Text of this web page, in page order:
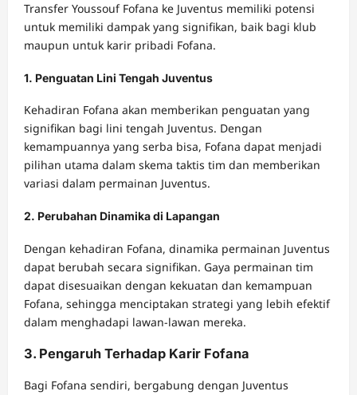
Transfer Youssouf Fofana ke Juventus memiliki potensi
untuk memiliki dampak yang signifikan, baik bagi klub
maupun untuk karir pribadi Fofana.
1. Penguatan Lini Tengah Juventus
Kehadiran Fofana akan memberikan penguatan yang
signifikan bagi lini tengah Juventus. Dengan
kemampuannya yang serba bisa, Fofana dapat menjadi
pilihan utama dalam skema taktis tim dan memberikan
variasi dalam permainan Juventus.
2. Perubahan Dinamika di Lapangan
Dengan kehadiran Fofana, dinamika permainan Juventus
dapat berubah secara signifikan. Gaya permainan tim
dapat disesuaikan dengan kekuatan dan kemampuan
Fofana, sehingga menciptakan strategi yang lebih efektif
dalam menghadapi lawan-lawan mereka.
3. Pengaruh Terhadap Karir Fofana
Bagi Fofana sendiri, bergabung dengan Juventus